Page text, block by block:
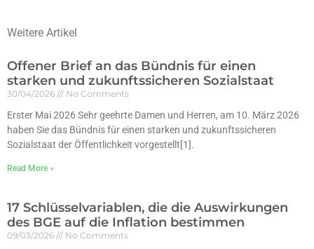
Weitere Artikel
Offener Brief an das Bündnis für einen
starken und zukunftssicheren Sozialstaat
30/04/2026 No Comments
Erster Mai 2026 Sehr geehrte Damen und Herren, am 10. März 2026
haben Sie das Bündnis für einen starken und zukunftssicheren
Sozialstaat der Öffentlichkeit vorgestellt[1].
Read More »
17 Schlüsselvariablen, die die Auswirkungen
des BGE auf die Inflation bestimmen
09/03/2026 No Comments